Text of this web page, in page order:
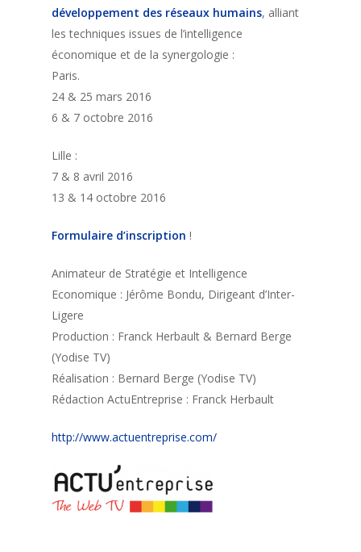
développement des réseaux humains, alliant
les techniques issues de l’intelligence
économique et de la synergologie :
Paris.
24 & 25 mars 2016
6 & 7 octobre 2016
Lille :
7 & 8 avril 2016
13 & 14 octobre 2016
Formulaire d’inscription !
Animateur de Stratégie et Intelligence
Economique : Jérôme Bondu, Dirigeant d’Inter-
Ligere
Production : Franck Herbault & Bernard Berge
(Yodise TV)
Réalisation : Bernard Berge (Yodise TV)
Rédaction ActuEntreprise : Franck Herbault
http://www.actuentreprise.com/